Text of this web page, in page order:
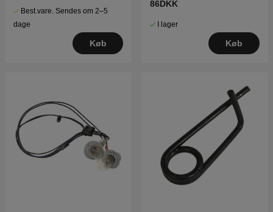
Best.vare. Sendes om 2–5
dage
Køb
86DKK
I lager
Køb